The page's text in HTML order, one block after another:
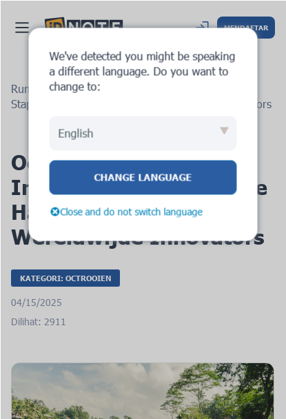
MENDAFTAR
Rumah Blog
Stapsgewijze Handleiding for Wereldwijde Innovators
Octrooiaanvraag di
Indonesia: Stapsgewijze
Handleiding for
Wereldwijde Innovators
KATEGORI: OCTROOIEN
04/15/2025
Dilihat: 2911
We've detected you might be speaking
a different language. Do you want to
change to:
English
CHANGE LANGUAGE
Close and do not switch language